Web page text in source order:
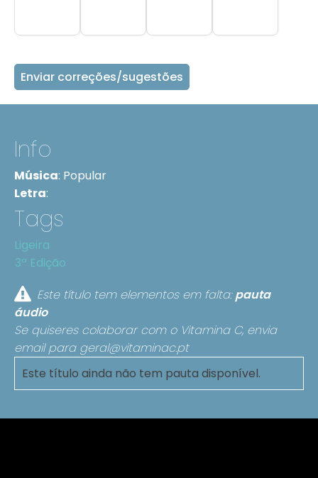
Enviar correções/sugestões
Info
Música: Popular
Letra:
Tags
Ligeira
3ª Edição
Este título tem elementos em falta:pauta
áudio
Se quiseres colaborar com o Vitamina C, envia
email para geral@vitaminac.pt
Este título ainda não tem pauta disponível.